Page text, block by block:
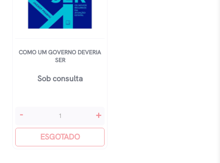
COMO UM GOVERNO DEVERIA
SER
Sob consulta
Como
Governo
Deveria
- +
ESGOTADO